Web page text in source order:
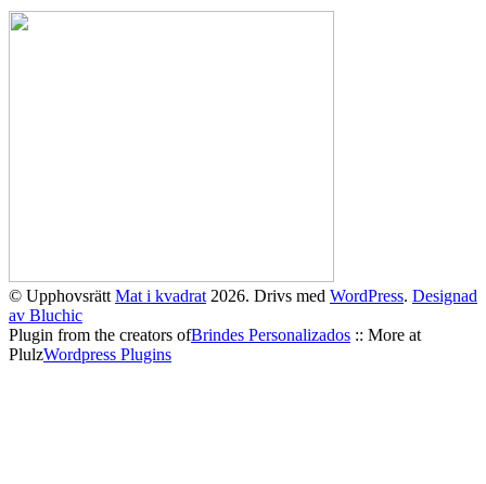
© Upphovsrätt Mat i kvadrat 2026. Drivs med WordPress. Designad
av Bluchic
Plugin from the creators ofBrindes Personalizados :: More at
PlulzWordpress Plugins